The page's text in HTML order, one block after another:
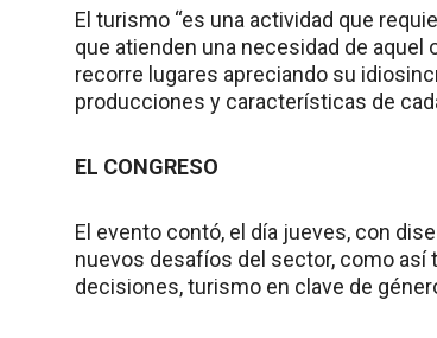
El turismo “es una actividad que
que atienden una necesidad de
recorre lugares apreciando su
producciones y características de
EL CONGRESO
El evento contó, el día jueves, con
nuevos desafíos del sector, como así
decisiones, turismo en clave de